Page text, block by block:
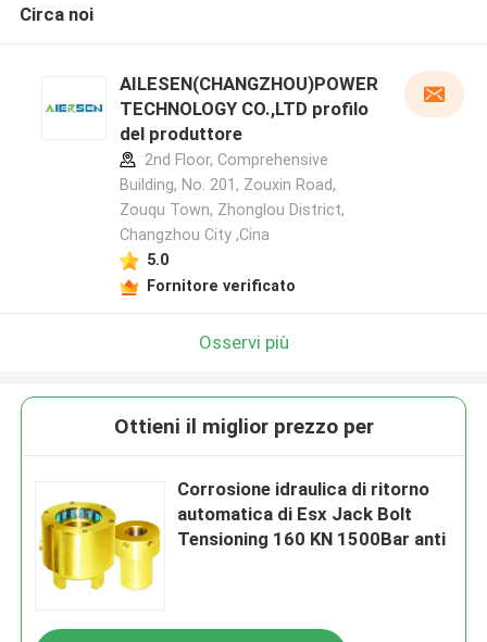
Circa noi
AILESEN(CHANGZHOU)POWER
TECHNOLOGY CO.,LTD profilo
del produttore
2nd Floor, Comprehensive
Building, No. 201, Zouxin Road,
Zouqu Town, Zhonglou District,
Changzhou City ,Cina
5.0
Fornitore verificato
Osservi più
Ottieni il miglior prezzo per
Corrosione idraulica di ritorno
automatica di Esx Jack Bolt
Tensioning 160 KN 1500Bar anti